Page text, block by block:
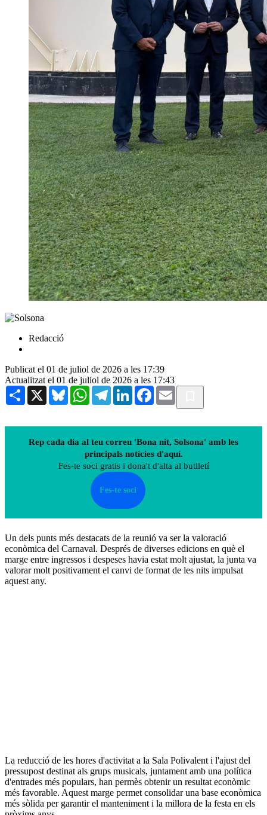
Redacció
Publicat el 01 de juliol de 2026 a les 17:39
Actualitzat el 01 de juliol de 2026 a les 17:43
Share X BlueskyWhatsAppTelegramLinkedInFacebook
Email
Rep cada dia al teu correu 'Bona nit, Solsona' amb les
principals notícies d'aquí.
Fes-te soci gratis i dona't d'alta al butlletí
Fes-te soci
Un dels punts més destacats de la reunió va ser la valoració
econòmica del Carnaval. Després de diverses edicions en què el
marge entre ingressos i despeses havia estat molt ajustat, la junta va
valorar molt positivament el canvi de format de les nits impulsat
aquest any.
La reducció de les hores d'activitat a la Sala Polivalent i l'ajust del
pressupost destinat als grups musicals, juntament amb una política
d'entrades més populars, han permès obtenir un resultat econòmic
més favorable. Aquest marge permet consolidar una base econòmica
més sòlida per garantir el manteniment i la millora de la festa en els